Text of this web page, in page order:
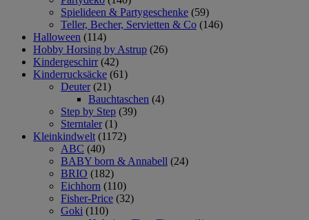
Spielideen & Partygeschenke (59)
Teller, Becher, Servietten & Co (146)
Halloween (114)
Hobby Horsing by Astrup (26)
Kindergeschirr (42)
Kinderrucksäcke (61)
Deuter (21)
Bauchtaschen (4)
Step by Step (39)
Sterntaler (1)
Kleinkindwelt (1172)
ABC (40)
BABY born & Annabell (24)
BRIO (182)
Eichhorn (110)
Fisher-Price (32)
Goki (110)